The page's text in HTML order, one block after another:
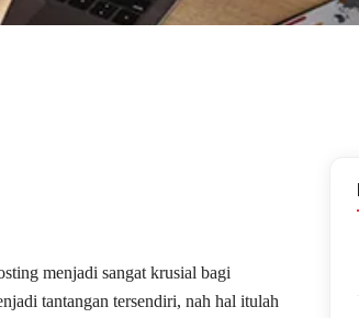
menjadi sangat krusial bagi
tantangan tersendiri, nah hal itulah